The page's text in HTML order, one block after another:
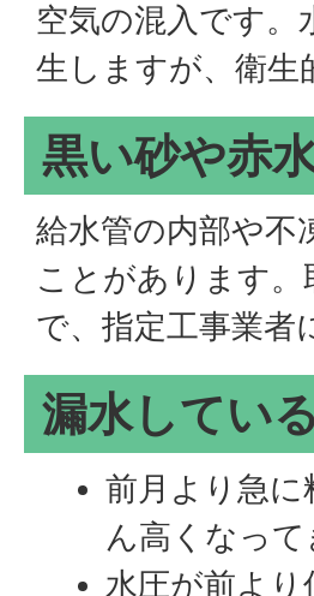
空気の混入です。
生しますが、衛生
黒い砂や赤
給水管の内部や不
ことがあります
で、指定工事業者
漏水してい
前月より急
ん高くなっ
水圧が前よ